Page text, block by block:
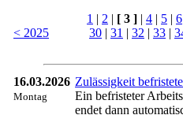
< 2025
1 | 2 | [ 3 ] | 4 | 5 | 6
30 | 31 | 32 | 33 |
16.03.2026
Montag
Zulässigkeit
Ein befristeter
endet dann